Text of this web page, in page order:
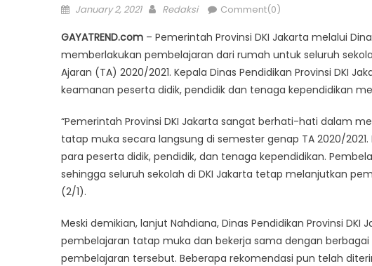
Posted
January 2, 2021 Author
Redaksi Comment(0)
GAYATREND.com – Pemerintah Provinsi DKI Jakarta melalui
memberlakukan pembelajaran dari rumah untuk seluruh
Ajaran (TA) 2020/2021. Kepala Dinas Pendidikan Provinsi DKI
keamanan peserta didik, pendidik dan tenaga kependidikan
“Pemerintah Provinsi DKI Jakarta sangat berhati-hati dalam
tatap muka secara langsung di semester genap TA 2020/
para peserta didik, pendidik, dan tenaga kependidikan.
sehingga seluruh sekolah di DKI Jakarta tetap melanjutkan
(2/1).
Meski demikian, lanjut Nahdiana, Dinas Pendidikan Provinsi
pembelajaran tatap muka dan bekerja sama dengan
pembelajaran tersebut. Beberapa rekomendasi pun telah